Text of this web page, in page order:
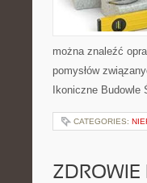
można znaleźć
pomysłów
Ikoniczne
CATEGORIES:
ZDROWIE